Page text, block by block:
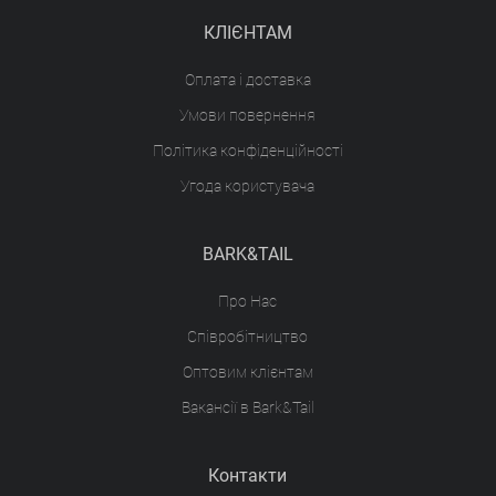
КЛІЄНТАМ
Оплата і доставка
Умови повернення
Політика конфіденційності
Угода користувача
BARK&TAIL
Про Нас
Співробітництво
Оптовим клієнтам
Вакансії в Bark&Tail
Контакти